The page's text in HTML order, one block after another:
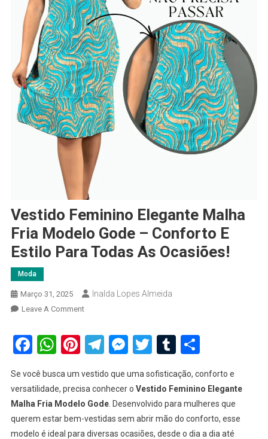
Vestido Feminino Elegante Malha
Fria Modelo Gode – Conforto E
Estilo Para Todas As Ocasiões!
Moda
Março 31, 2025 Inalda Lopes Almeida
Leave A CommentOn
Feminino
Elegante
Fria
Modelo
Gode
–
Conforto
Facebook
WhatsApp
Pinterest
Telegram
Messenger
TwitterTumblr
Share
Se você busca um vestido que uma sofisticação, conforto e
versatilidade, precisa conhecer o Vestido Feminino Elegante
Malha Fria Modelo Gode. Desenvolvido para mulheres que
querem estar bem-vestidas sem abrir mão do conforto, esse
modelo é ideal para diversas ocasiões, desde o dia a dia até